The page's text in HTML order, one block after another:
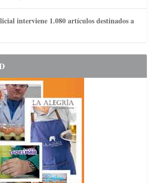
interviene 1.080 artículos destinados a